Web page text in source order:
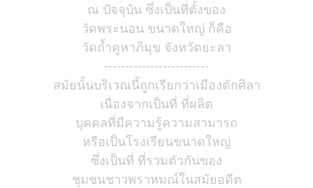
ณ ปัจจุบัน ซึ่งเป็นที่ตั้งของ
วัดพระนอน ขนาดใหญ่ ก็คือ
วัดถ้ำคูหาภิมุข จังหวัดยะลา
-------------------------
สมัยนั้นบริเวณนี้ถูกเรียกว่าเมืองตักศิลา
เนื่องจากเป็นที่ ที่ผลิต
บุคคลที่มีความรู้ความสามารถ
หรือเป็นโรงเรียนขนาดใหญ่
ซึ่งเป็นที่ ที่รวมตัวกันของ
ชุมชนชาวพราหมณ์ในสมัยอดีต